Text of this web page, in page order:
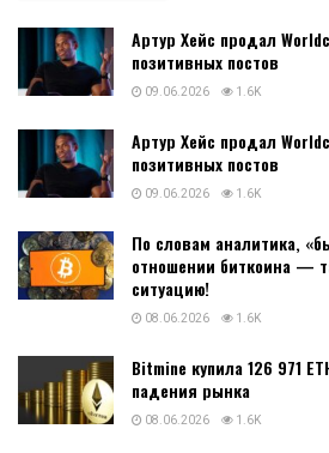
Артур Хейс продал
позитивных постов
09.06.2026 1.6K
Артур Хейс продал
позитивных постов
09.06.2026 1.6K
По словам аналитика,
отношении биткоина —
ситуацию!
08.06.2026 1.6K
Bitmine купила 126 971
падения рынка
08.06.2026 1.6K